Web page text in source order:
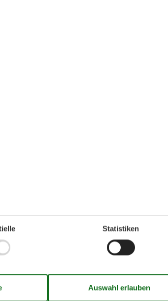
Bügeleisen
Digitales Fernsehen
Esstisch
Statistiken